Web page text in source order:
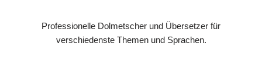
Professionelle Dolmetscher und Übersetzer für
verschiedenste Themen und Sprachen.